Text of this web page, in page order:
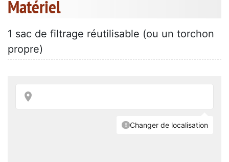
Matériel
1 sac de filtrage réutilisable (ou un torchon
propre)